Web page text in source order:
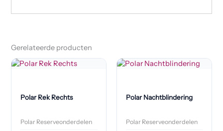
Gerelateerde producten
Polar Rek Rechts
Polar Reserveonderdelen
Polar Nachtblindering
Polar Reserveonderdelen